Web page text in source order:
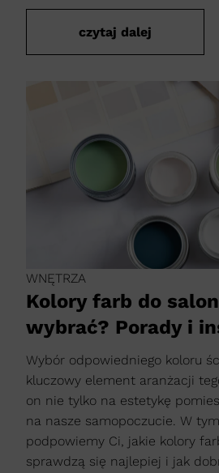
czytaj dalej
WNĘTRZA
Kolory farb do
wybrać? Porady i
Wybór odpowiedniego koloru
kluczowy element aranżacji
on nie tylko na estetykę
na nasze samopoczucie. W
podpowiemy Ci, jakie kolory
sprawdzą się najlepiej i jak